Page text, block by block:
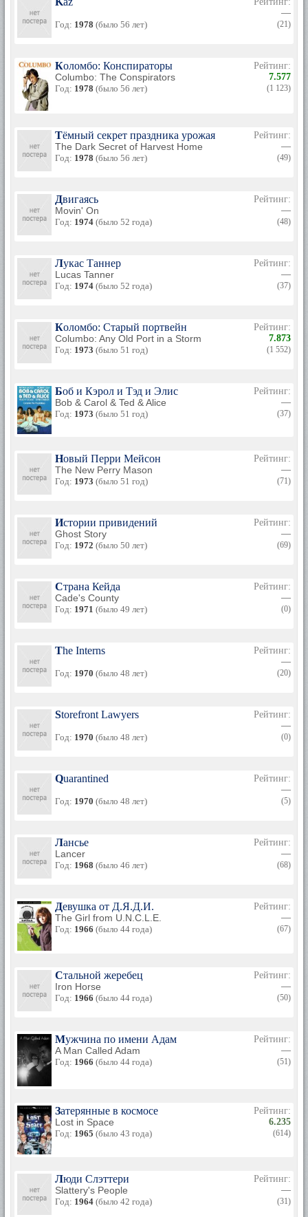
Год: 1978 (было 56 лет)
—
(21)
Коломбо: Конспираторы
Columbo: The Conspirators
Год: 1978 (было 56 лет)
Рейтинг:
7.577
(1 123)
Тёмный секрет праздника урожая
The Dark Secret of Harvest Home
Год: 1978 (было 56 лет)
Рейтинг:
—
(49)
Двигаясь
Movin' On
Год: 1974 (было 52 года)
Рейтинг:
—
(48)
Лукас Таннер
Lucas Tanner
Год: 1974 (было 52 года)
Рейтинг:
—
(37)
Коломбо: Старый портвейн
Columbo: Any Old Port in a Storm
Год: 1973 (было 51 год)
Рейтинг:
7.873
(1 552)
Боб и Кэрол и Тэд и Элис
Bob & Carol & Ted & Alice
Год: 1973 (было 51 год)
Рейтинг:
—
(37)
Новый Перри Мейсон
The New Perry Mason
Год: 1973 (было 51 год)
Рейтинг:
—
(71)
Истории привидений
Ghost Story
Год: 1972 (было 50 лет)
Рейтинг:
—
(69)
Страна Кейда
Cade's County
Год: 1971 (было 49 лет)
Рейтинг:
—
(0)
The Interns
Год: 1970 (было 48 лет)
Рейтинг:
—
(20)
Storefront Lawyers
Год: 1970 (было 48 лет)
Рейтинг:
—
(0)
Quarantined
Год: 1970 (было 48 лет)
Рейтинг:
—
(5)
Лансье
Lancer
Год: 1968 (было 46 лет)
Рейтинг:
—
(68)
Девушка от Д.Я.Д.И.
The Girl from U.N.C.L.E.
Год: 1966 (было 44 года)
Рейтинг:
—
(67)
Стальной жеребец
Iron Horse
Год: 1966 (было 44 года)
Рейтинг:
—
(50)
Мужчина по имени Адам
A Man Called Adam
Год: 1966 (было 44 года)
Рейтинг:
—
(51)
Затерянные в космосе
Lost in Space
Год: 1965 (было 43 года)
Рейтинг:
6.235
(614)
Люди Слэттери
Slattery's People
Год: 1964 (было 42 года)
Рейтинг:
—
(31)